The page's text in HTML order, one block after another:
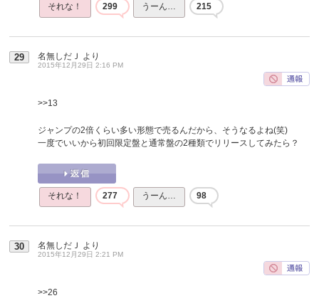
それな！ 299 うーん… 215
29 名無しだＪ より
2015年12月29日 2:16 PM
>>13
ジャンプの2倍くらい多い形態で売るんだから、そうなるよね(笑)
一度でいいから初回限定盤と通常盤の2種類でリリースしてみたら？
それな！ 277 うーん… 98
30 名無しだＪ より
2015年12月29日 2:21 PM
>>26